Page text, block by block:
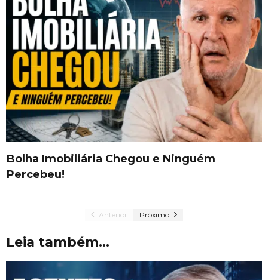
Bolha Imobiliária Chegou e Ninguém
Percebeu!
Anterior Próximo
Leia também...